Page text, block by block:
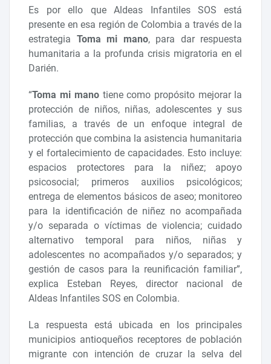
Es por ello que Aldeas Infantiles SOS está
presente en esa región de Colombia a través de la
estrategia Toma mi mano, para dar respuesta
humanitaria a la profunda crisis migratoria en el
Darién.
“Toma mi mano tiene como propósito mejorar la
protección de niños, niñas, adolescentes y sus
familias, a través de un enfoque integral de
protección que combina la asistencia humanitaria
y el fortalecimiento de capacidades. Esto incluye:
espacios protectores para la niñez; apoyo
psicosocial; primeros auxilios psicológicos;
entrega de elementos básicos de aseo; monitoreo
para la identificación de niñez no acompañada
y/o separada o víctimas de violencia; cuidado
alternativo temporal para niños, niñas y
adolescentes no acompañados y/o separados; y
gestión de casos para la reunificación familiar”,
explica Esteban Reyes, director nacional de
Aldeas Infantiles SOS en Colombia.
La respuesta está ubicada en los principales
municipios antioqueños receptores de población
migrante con intención de cruzar la selva del